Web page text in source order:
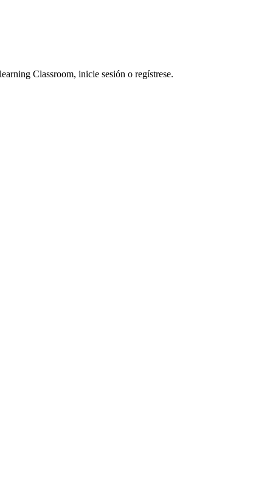
Classroom, inicie sesión o regístrese.